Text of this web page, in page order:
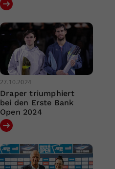
27.10.2024
Draper triumphiert
bei den Erste Bank
Open 2024